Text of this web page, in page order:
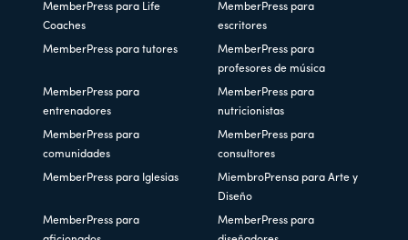
MemberPress para Life
Coaches
MemberPress para
escritores
MemberPress para tutores
MemberPress para
profesores de música
MemberPress para
entrenadores
MemberPress para
nutricionistas
MemberPress para
comunidades
MemberPress para
consultores
MemberPress para Iglesias
MiembroPrensa para Arte y
Diseño
MemberPress para
MemberPress para